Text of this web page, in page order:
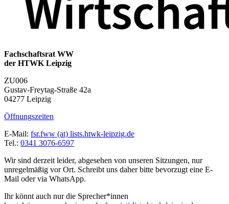
Fachschaftsrat WW
der HTWK Leipzig
ZU006
Gustav-Freytag-Straße 42a
04277 Leipzig
Öffnungszeiten
E-Mail: fsr.fww (at) lists.htwk-leipzig.de
Tel.: 0341 3076-6597
Wir sind derzeit leider, abgesehen von unseren Sitzungen, nur
unregelmäßig vor Ort. Schreibt uns daher bitte bevorzugt eine E-
Mail oder via WhatsApp.
Ihr könnt auch nur die Sprecher*innen